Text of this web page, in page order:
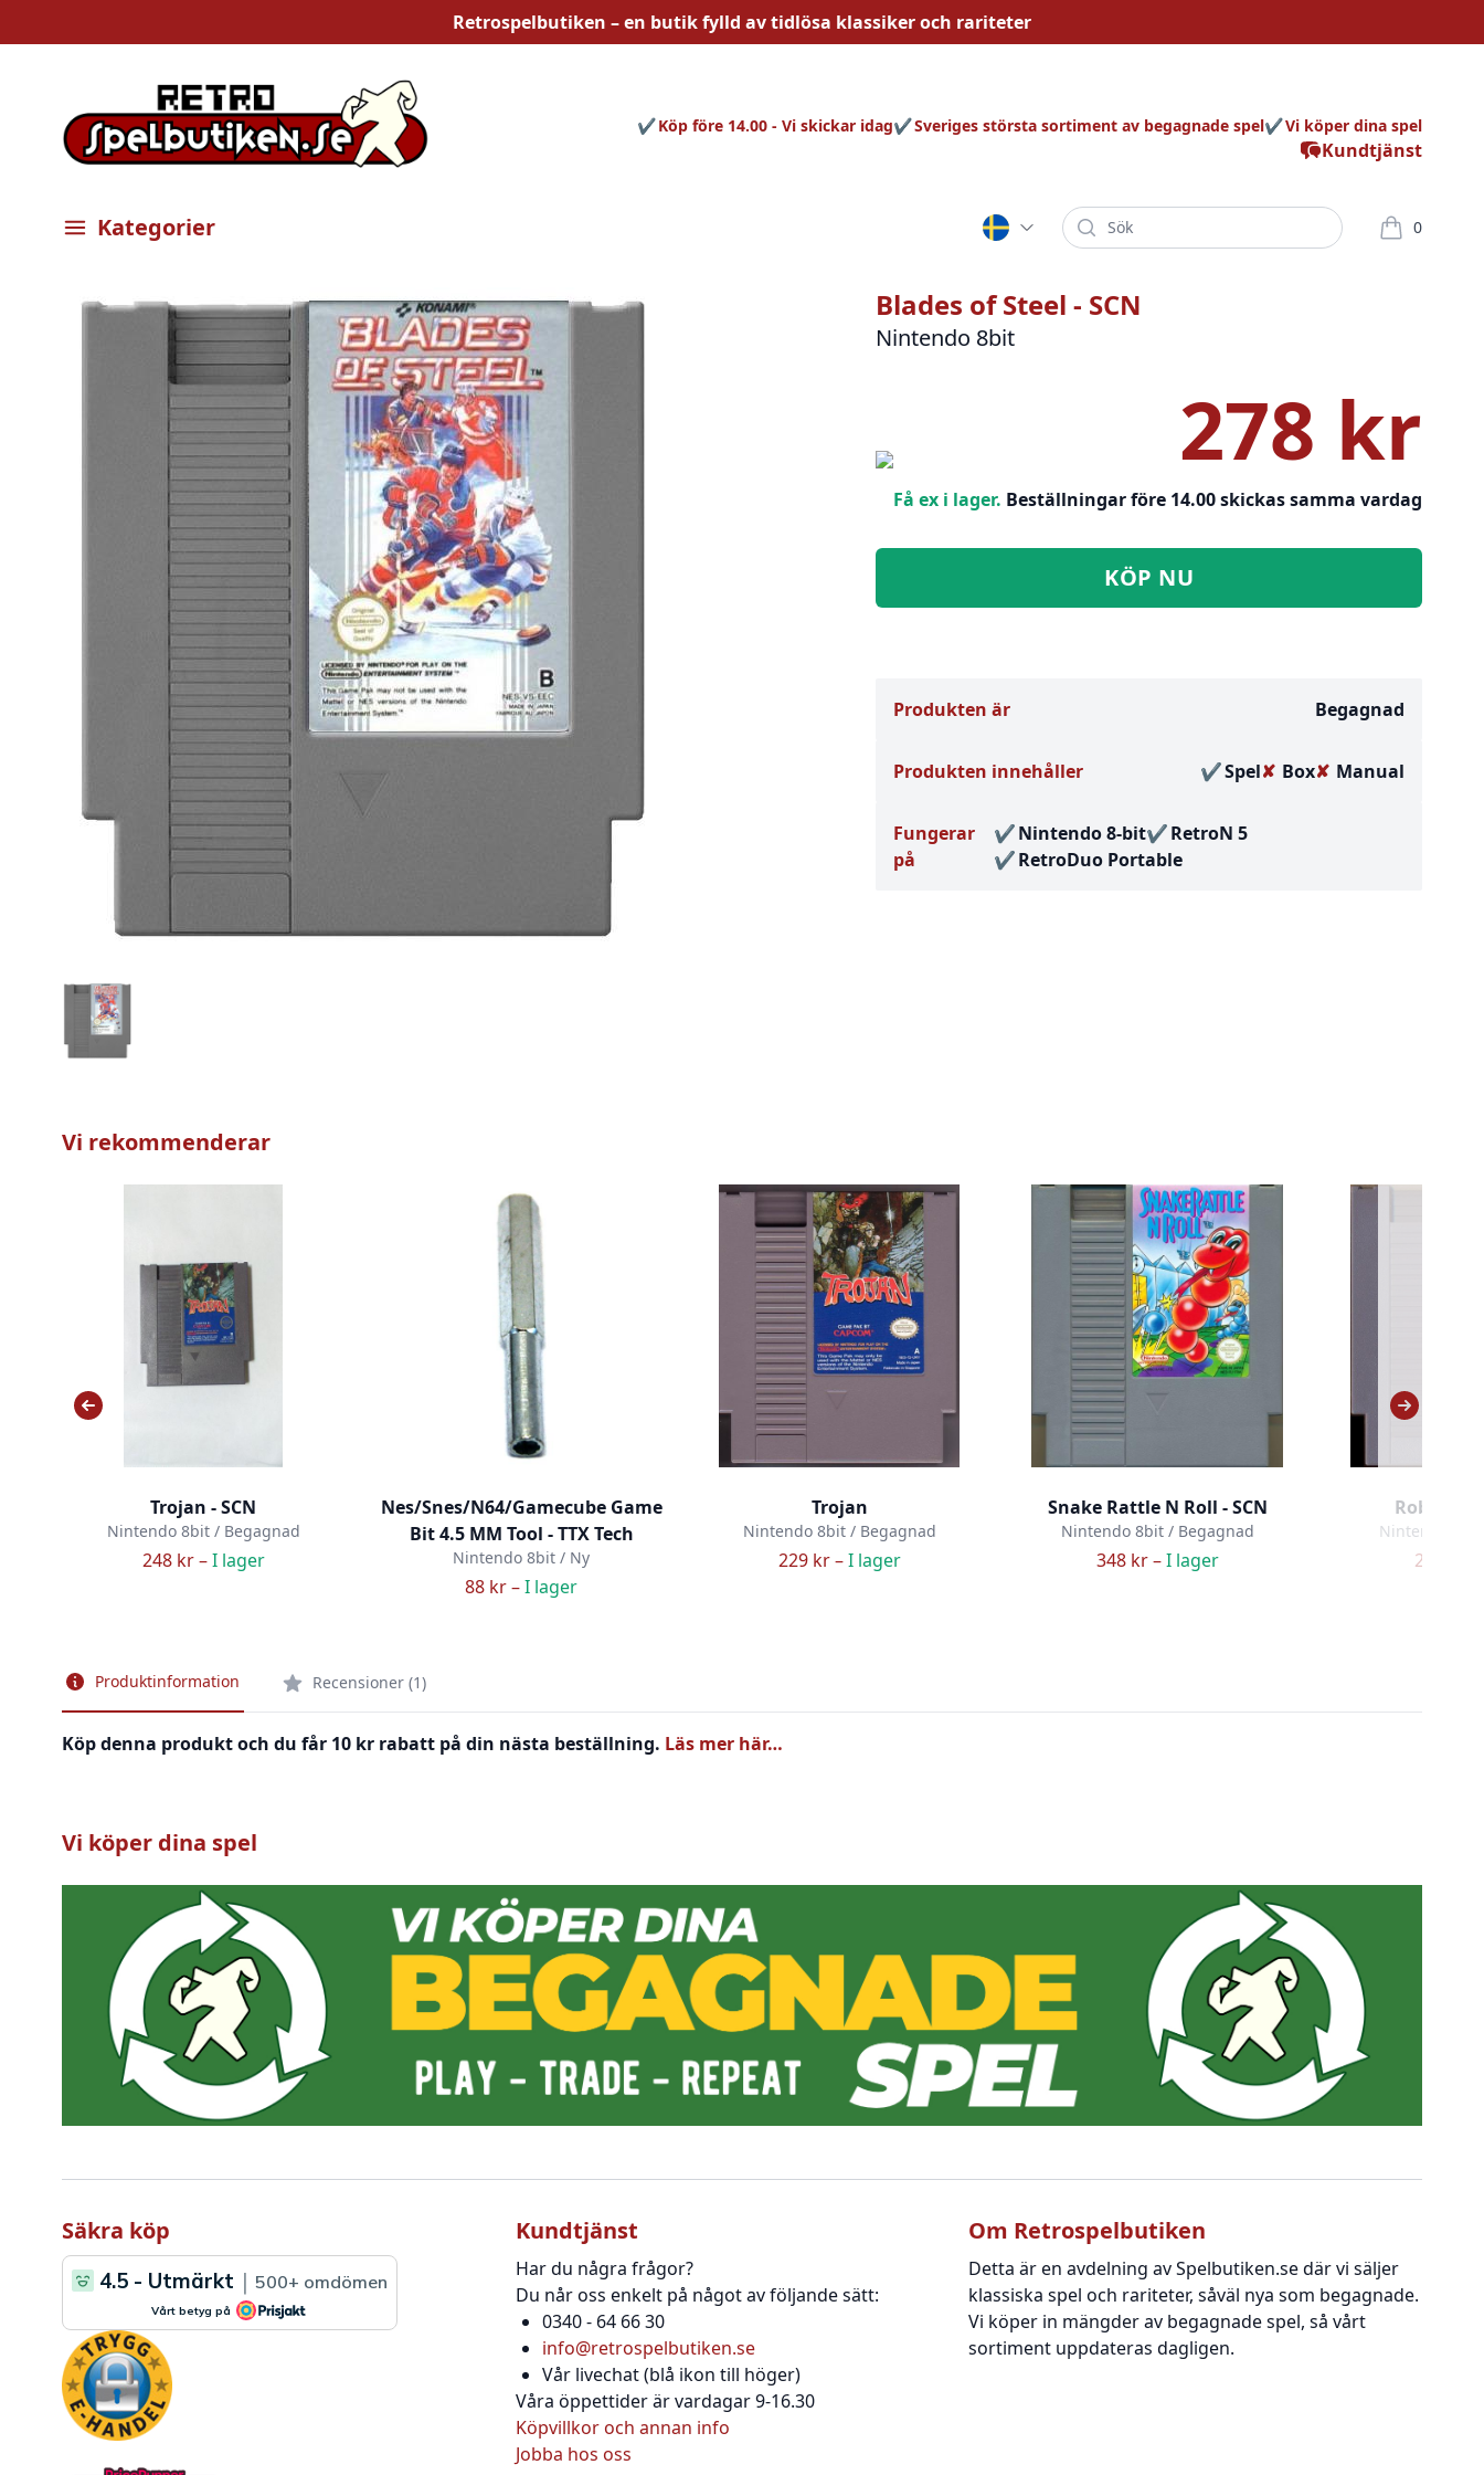
Retrospelbutiken – en butik fylld avtidlösa klassiker och rariteter
Kundtjänst
Köp före 14.00 - Vi skickar idag Sveriges största sortiment av begagnade spel Vi köper dina spel
Öppna meny
Kategorier Sök 0
varor i
Blades of Steel - SCN
Nintendo 8bit
Bilder
278 kr
Få ex i lager. Beställningar före 14.00 skickas samma vardag
KÖP NU
Produkten är Begagnad
Produkten innehåller Spel Box Manual
Fungerar
på
Nintendo 8-bit
RetroN 5
RetroDuo Portable
Vi rekommenderar
Trojan - SCN
Nintendo 8bit / Begagnad
248 kr –I lager
Nes/Snes/N64/Gamecube Game
Bit 4.5 MM Tool - TTX Tech
Nintendo 8bit / Ny
88 kr –I lager
Trojan
Nintendo 8bit / Begagnad
229 kr –I lager
Snake Rattle N Roll - SCN
Nintendo 8bit / Begagnad
348 kr –I lager
Nintendo
228 kr –
Produktinformation Recensioner (1)
Köp denna produkt och du får 10 kr rabatt på din nästa beställning. Läs mer här…
Vi köper dina spel
Säkra köp Kundtjänst
Har du några frågor?
Du når oss enkelt på något av följande sätt:
0340 - 64 66 30
info@retrospelbutiken.se
Vår livechat (blå ikon till höger)
Våra öppettider är vardagar 9-16.30
Köpvillkor och annan info
Jobba hos oss
Om Retrospelbutiken
Detta är en avdelning av Spelbutiken.se där vi säljer
klassiska spel och rariteter, såväl nya som begagnade.
Vi köper in mängder av begagnade spel, så vårt
sortiment uppdateras dagligen.